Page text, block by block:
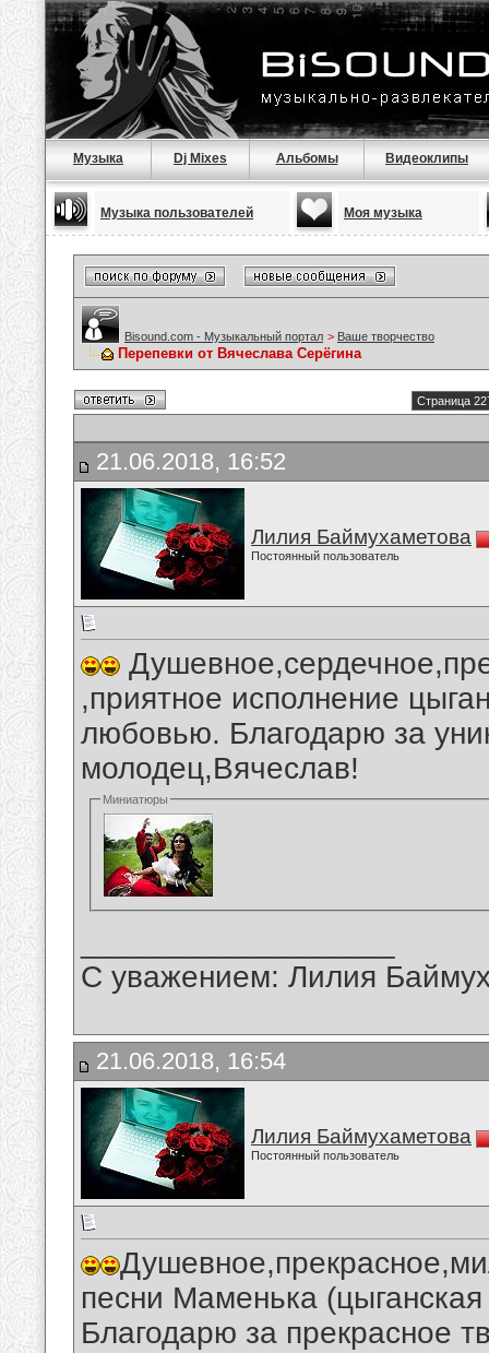
Музыка Dj Mixes Альбомы Видеоклипы
Музыка пользователей Моя музыка
Bisound.com - Музыкальный портал > Ваше творчество
Перепевки от Вячеслава Серёгина
Страница
21.06.2018, 16:52
Лилия Баймухаметова
Постоянный пользователь
,приятное исполнение
любовью. Благодарю за
молодец,Вячеслав!
Миниатюры
С уважением: Лилия
21.06.2018, 16:54
Лилия Баймухаметова
Постоянный пользователь
песни Маменька
Благодарю за прекрасное